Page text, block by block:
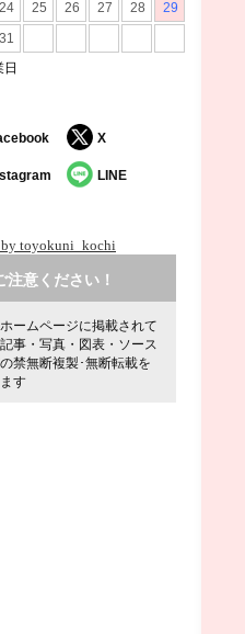
X
LINE
by toyokuni_kochi
注意ください！
ホームページに掲載されて
事・写真・図表・ソース
禁無断複製･無断転載を
す